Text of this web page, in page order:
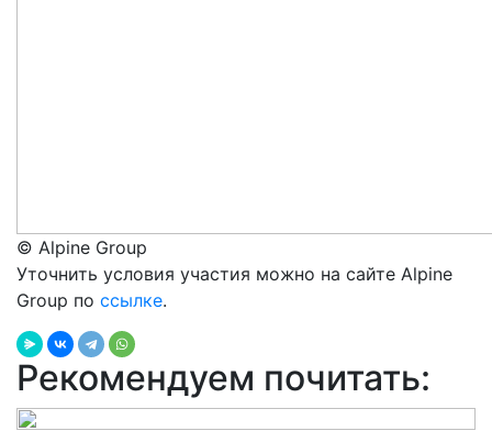
© Alpine Group
Уточнить условия участия можно на сайте Alpine
Group по ссылке.
Рекомендуем почитать: